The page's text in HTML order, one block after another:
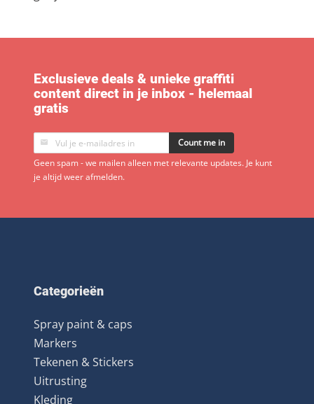
Exclusieve deals & unieke graffiti
content direct in je inbox - helemaal
gratis
Count me in
Geen spam - we mailen alleen met relevante updates. Je kunt
je altijd weer afmelden.
Categorieën
Spray paint & caps
Markers
Tekenen & Stickers
Uitrusting
Kleding